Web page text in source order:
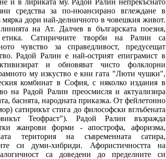
и в лириката му. Радой Ралин непрекъснато
средства за по-нюансирано вглеждане в
мярка дори най-делничното в човешкия живот.
на Ат. Далчев в българската поезия,
етика. Сатиричните творби на Ралин са
чувство за справедливост, предусещат
Радой Ралин е най-острият епиграмист в
и обновяват чисто фолклорни
му изкуство е кни гата "Люти чушки",
комбинат в София, с няколко издания в
на Радой Ралин преосмисля и актуализира
баснята, народната приказка. От фейлетонно
сатирикът стига до философски вглъбената
Теофраст"). Радой Ралин възражда
жанрови форми - апострофа, афоризма,
територия на съвременната сатира,
си думи-хибриди. Афористичността на
са доведени до пределните си